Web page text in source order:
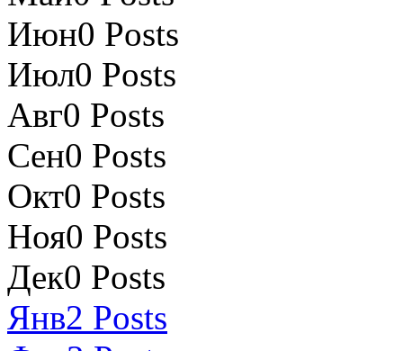
Июн0 Posts
Июл0 Posts
Авг0 Posts
Сен0 Posts
Окт0 Posts
Ноя0 Posts
Дек0 Posts
Янв2 Posts